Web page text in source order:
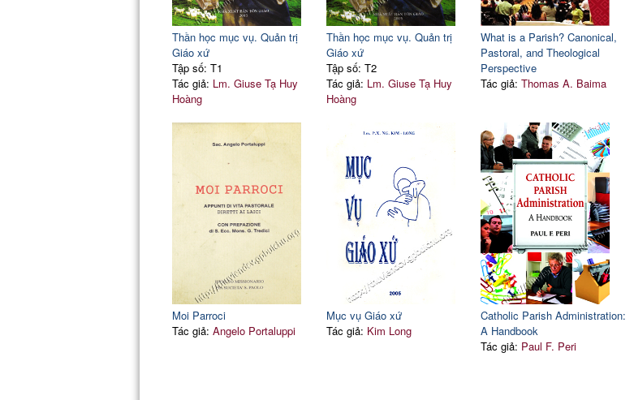
Thần học mục vụ. Quản trị
Giáo xứ
Tập số: T1
Tác giả: Lm. Giuse Tạ Huy
Hoàng
Thần học mục vụ. Quản trị
Giáo xứ
Tập số: T2
Tác giả: Lm. Giuse Tạ Huy
Hoàng
What is a Parish? Canonical,
Pastoral, and Theological
Perspective
Tác giả: Thomas A. Baima
Moi Parroci
Tác giả: Angelo Portaluppi
Mục vụ Giáo xứ
Tác giả: Kim Long
Catholic Parish Administration:
A Handbook
Tác giả: Paul F. Peri